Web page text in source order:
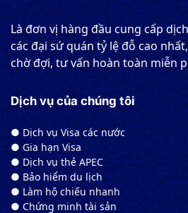
Là đơn vị hàng đầu cung cấp
các đại sứ quán tỷ lệ đỗ cao
chờ đợi, tư vấn hoàn toàn miễn
Dịch vụ của chúng tôi
● Dịch vụ Visa các nước
● Gia hạn Visa
● Dịch vụ thẻ APEC
● Bảo hiểm du lịch
● Làm hộ chiếu nhanh
● Chứng minh tài sản